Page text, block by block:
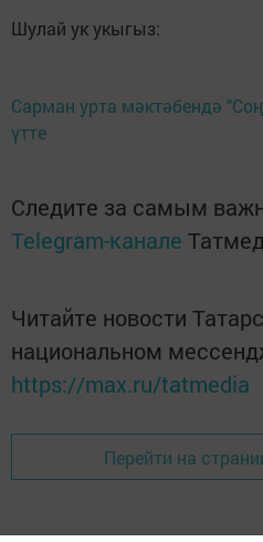
Шулай ук укыгыз:
Сарман урта мәктәбендә
үтте
Следите за самым
Telegram-канале
Читайте новости
национальном
https://max.ru/tatmedia
Перейти на